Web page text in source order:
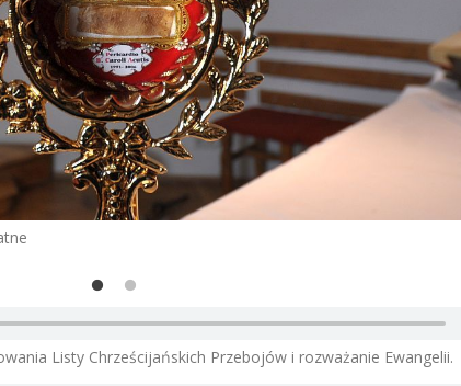
Listy Chrześcijańskich Przebojów i rozważanie Ewangelii.